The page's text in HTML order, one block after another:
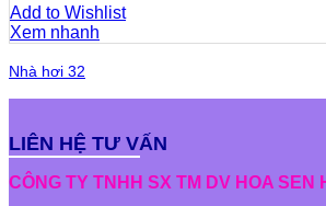
Add to Wishlist
Xem nhanh
Nhà hơi 32
LIÊN HỆ TƯ VẤN
CÔNG TY TNHH SX TM DV HOA SEN